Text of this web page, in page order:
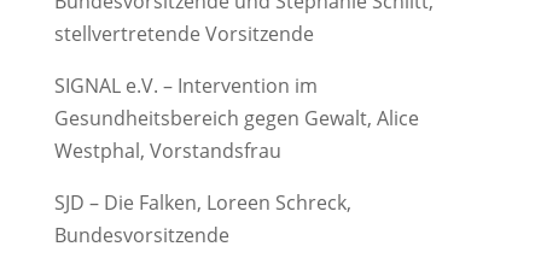
stellvertretende Vorsitzende
SIGNAL e.V. – Intervention im
Gesundheitsbereich gegen Gewalt, Alice
Westphal, Vorstandsfrau
SJD – Die Falken, Loreen Schreck,
Bundesvorsitzende